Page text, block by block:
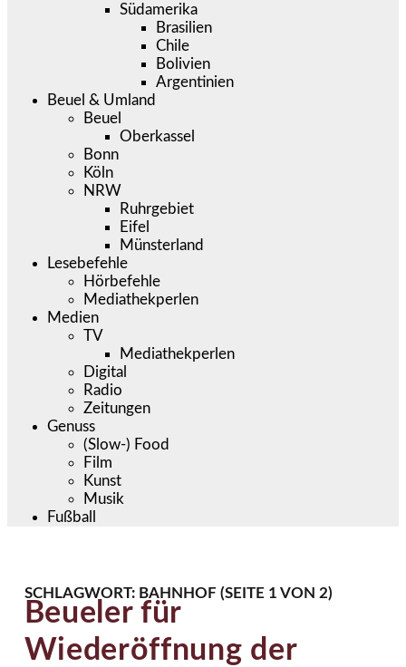
Südamerika
Brasilien
Chile
Bolivien
Argentinien
Beuel & Umland
Beuel
Oberkassel
Bonn
Köln
NRW
Ruhrgebiet
Eifel
Münsterland
Lesebefehle
Hörbefehle
Mediathekperlen
Medien
TV
Mediathekperlen
Digital
Radio
Zeitungen
Genuss
(Slow-) Food
Film
Kunst
Musik
Fußball
SCHLAGWORT: BAHNHOF (SEITE 1 VON 2)
Beueler für
Wiederöffnung der